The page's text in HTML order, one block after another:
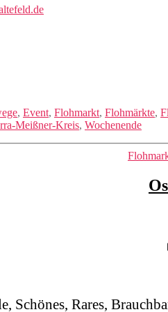
, Event, Flohmarkt, Flohmärkte,
Meißner-Kreis, Wochenende
Rares,